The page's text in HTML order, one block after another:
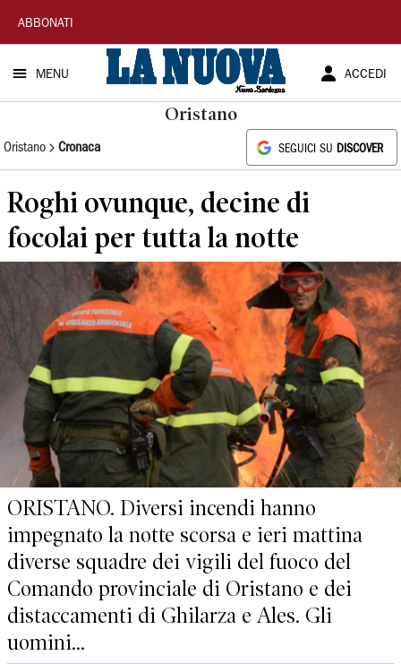
La
Nuova
Sardegna
ABBONATI
MENU ACCEDI
Oristano
Oristano Cronaca SEGUICI SU DISCOVER
Roghi ovunque, decine di
focolai per tutta la notte
ORISTANO. Diversi incendi hanno
impegnato la notte scorsa e ieri mattina
diverse squadre dei vigili del fuoco del
Comando provinciale di Oristano e dei
distaccamenti di Ghilarza e Ales. Gli
uomini...